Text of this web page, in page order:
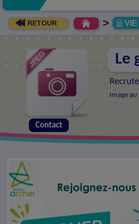
RETOUR >
Le
Image
Contact